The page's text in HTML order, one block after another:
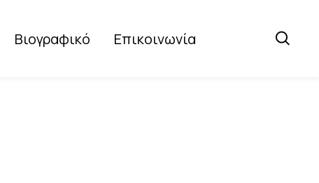
Βιογραφικό Επικοινωνία